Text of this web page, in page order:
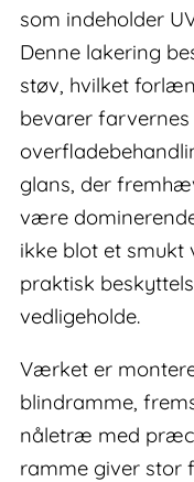
som indeholder
Denne lakering
støv, hvilket
bevarer
glans, der
være
ikke blot et smukt
praktisk
vedligeholde.
Værket er
blindramme,
nåletræ med
ramme giver stor